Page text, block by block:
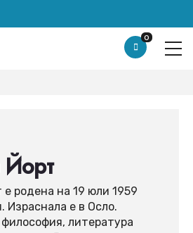
0
Йорт
родена на 19 юли 1959
Израснала е в Осло.
литература